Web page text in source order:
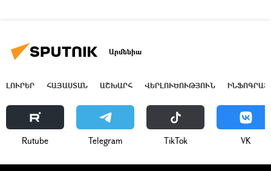
Արմենիա
ԼՈՒՐԵՐ ՀԱՅԱՍՏԱՆ ԱՇԽԱՐՀ ՎԵՐԼՈՒԾՈՒԹՅՈՒՆ
Rutube Telegram ТikТоk VK